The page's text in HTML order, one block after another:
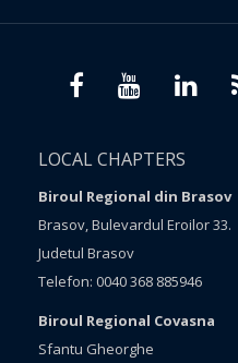
LOCAL CHAPTERS
Biroul Regional din Brasov
Brasov, Bulevardul Eroilor 33.
Judetul Brasov
Telefon: 0040 368 885946
Biroul Regional Covasna
Sfantu Gheorghe